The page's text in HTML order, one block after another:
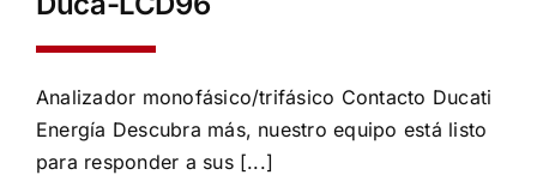
Analizador monofásico/trifásico Contacto Ducati
Energía Descubra más, nuestro equipo está listo
para responder a sus [...]